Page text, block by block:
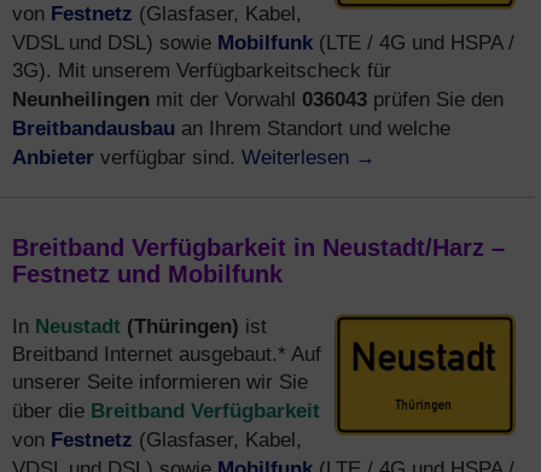
von Festnetz (Glasfaser, Kabel,
VDSL und DSL) sowie Mobilfunk (LTE / 4G und HSPA /
3G). Mit unserem Verfügbarkeitscheck für
Neunheilingen mit der Vorwahl 036043 prüfen Sie den
Breitbandausbau an Ihrem Standort und welche
Anbieter verfügbar sind. Weiterlesen →
Breitband Verfügbarkeit in Neustadt/Harz –
Festnetz und Mobilfunk
In Neustadt (Thüringen) ist
Breitband Internet ausgebaut.* Auf
unserer Seite informieren wir Sie
über die Breitband Verfügbarkeit
von Festnetz (Glasfaser, Kabel,